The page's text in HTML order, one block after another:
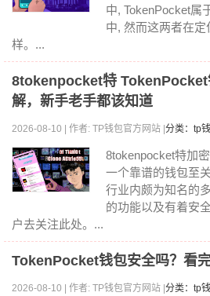
中, TokenPocket属
中, 然而这两者在
样。...
8tokenpocket特 TokenPocket
解，新手老手都该知道
2026-08-10 | 作者: TP钱包官方网站 | 分类：tp
8tokenpocket特加
一个靠谱的钱包至
行业内颇为知名的
的功能以及有着安
户去关注此处。...
TokenPocket钱包安全吗？看
2026-08-10 | 作者: TP钱包官方网站 | 分类：tp